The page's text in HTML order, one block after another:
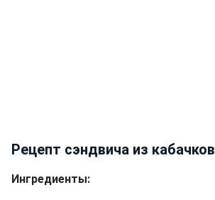
Рецепт сэндвича из кабачков
Ингредиенты: